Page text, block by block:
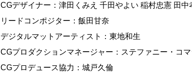
CGデザイナー：津田くみえ 千田やよい 稲村忠憲 田中
リードコンポジター：飯田甘奈
デジタルマットアーティスト：東地和生
CGプロダクションマネージャー：ステファニー・コ
CGプロデュース協力：城戸久倫